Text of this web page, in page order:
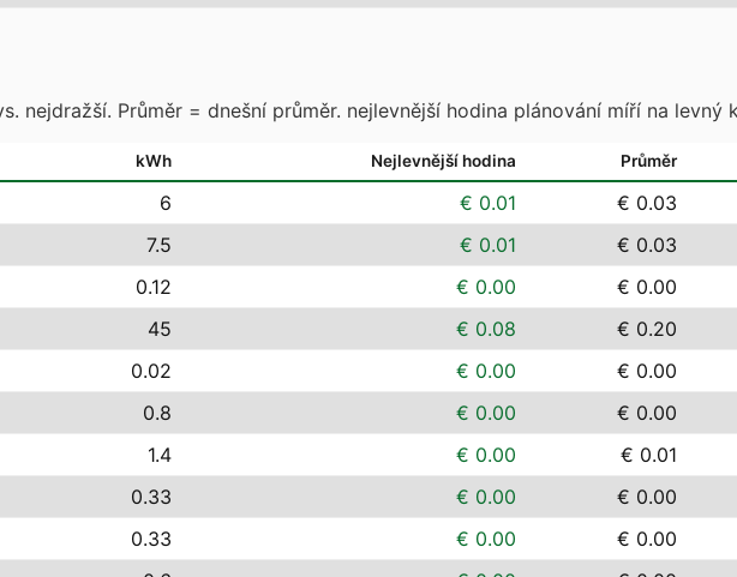
nejdražší. Průměr = dnešní průměr. nejlevnější hodina plánování míří na levný
kWh Nejlevnější hodina Průměr
6 € 0.01 € 0.03
7.5 € 0.01 € 0.03
0.12 € 0.00 € 0.00
45 € 0.08 € 0.20
0.02 € 0.00 € 0.00
0.8 € 0.00 € 0.00
1.4 € 0.00 € 0.01
0.33 € 0.00 € 0.00
0.33 € 0.00 € 0.00